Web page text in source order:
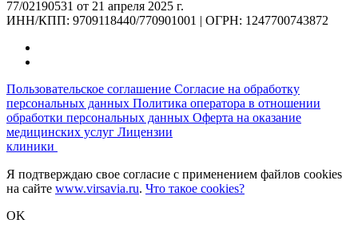
77/02190531 от 21 апреля 2025 г.
ИНН/КПП: 9709118440/770901001 | ОГРН: 1247700743872
Пользовательское соглашение Согласие на обработку
персональных данных Политика оператора в отношении
обработки персональных данных Оферта на оказание
медицинских услуг Лицензии
клиники
Я подтверждаю свое согласие с применением файлов cookies
на сайте www.virsavia.ru. Что такое cookies?
OK